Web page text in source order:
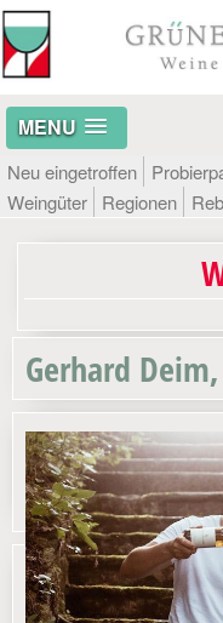
MENU
Neu eingetroffen
Weingüter
Regionen
Gerhard